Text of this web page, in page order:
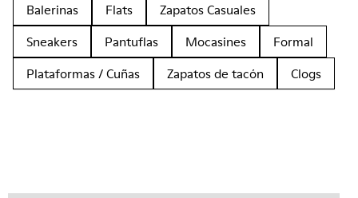
Balerinas
Flats
Zapatos Casuales
Sneakers
Pantuflas Mocasines
Formal
Plataformas / Cuñas
Zapatos de tacón Clogs